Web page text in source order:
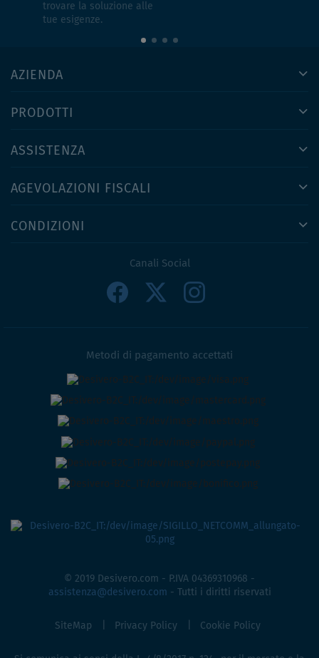
trovare la soluzione alle
tue esigenze.
AZIENDA
PRODOTTI
ASSISTENZA
AGEVOLAZIONI FISCALI
CONDIZIONI
Canali Social
Metodi di pagamento accettati
© 2019 Desivero.com - P.IVA 04369310968 -
assistenza@desivero.com - Tutti i diritti riservati
SiteMap Privacy Policy Cookie Policy